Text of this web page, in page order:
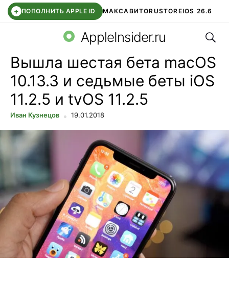
+ ПОПОЛНИТЬ APPLE ID МАКСАВИТОRUSTOREIOS 26.6
СБЕР КИДС ВТБ ОНЛАЙН ЧАТ В ROBLOX
AppleInsider.ru
Вышла шестая бета macOS
10.13.3 и седьмые беты iOS
11.2.5 и tvOS 11.2.5
Иван Кузнецов 19.01.2018